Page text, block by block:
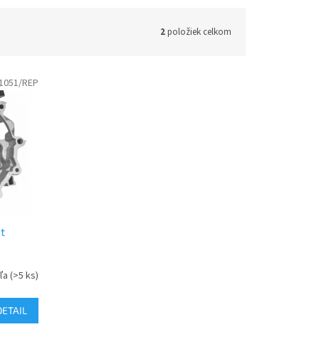
2položiek celkom
(>5 ks)
REP